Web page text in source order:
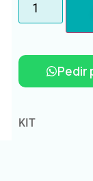
Pedir
KIT